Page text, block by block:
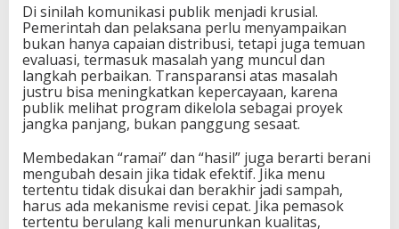
Di sinilah komunikasi publik menjadi krusial.
Pemerintah dan pelaksana perlu menyampaikan
bukan hanya capaian distribusi, tetapi juga temuan
evaluasi, termasuk masalah yang muncul dan
langkah perbaikan. Transparansi atas masalah
justru bisa meningkatkan kepercayaan, karena
publik melihat program dikelola sebagai proyek
jangka panjang, bukan panggung sesaat.
Membedakan “ramai” dan “hasil” juga berarti berani
mengubah desain jika tidak efektif. Jika menu
tertentu tidak disukai dan berakhir jadi sampah,
harus ada mekanisme revisi cepat. Jika pemasok
tertentu berulang kali menurunkan kualitas,